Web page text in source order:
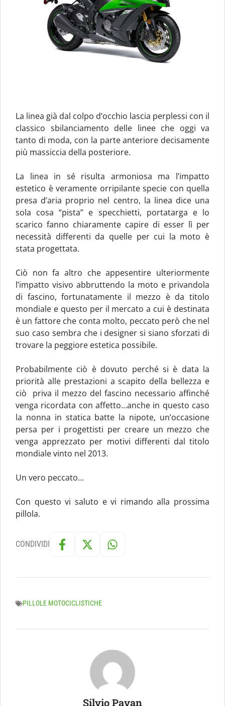
La linea già dal colpo d’occhio lascia perplessi con il
classico sbilanciamento delle linee che oggi va
tanto di moda, con la parte anteriore decisamente
più massiccia della posteriore.
La linea in sé risulta armoniosa ma l’impatto
estetico è veramente orripilante specie con quella
presa d’aria proprio nel centro, la linea dice una
sola cosa “pista” e specchietti, portatarga e lo
scarico fanno chiaramente capire di esser lì per
necessità differenti da quelle per cui la moto è
stata progettata.
Ciò non fa altro che appesentire ulteriormente
l’impatto visivo abbruttendo la moto e privandola
di fascino, fortunatamente il mezzo è da titolo
mondiale e questo per il mercato a cui è destinata
è un fattore che conta molto, peccato però che nel
suo caso sembra che i designer si siano sforzati di
trovare la peggiore estetica possibile.
Probabilmente ciò è dovuto perché si è data la
priorità alle prestazioni a scapito della bellezza e
ciò priva il mezzo del fascino necessario affinché
venga ricordata con affetto…anche in questo caso
la nonna in statica batte la nipote, un’occasione
persa per i progettisti per creare un mezzo che
venga apprezzato per motivi differenti dal titolo
mondiale vinto nel 2013.
Un vero peccato…
Con questo vi saluto e vi rimando alla prossima
pillola.
CONDIVIDI
PILLOLE MOTOCICLISTICHE
Silvio Pavan